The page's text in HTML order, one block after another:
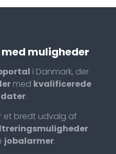
muligheder
i Danmark, der
med kvalificerede
.
et bredt udvalg af
jobalarmer.